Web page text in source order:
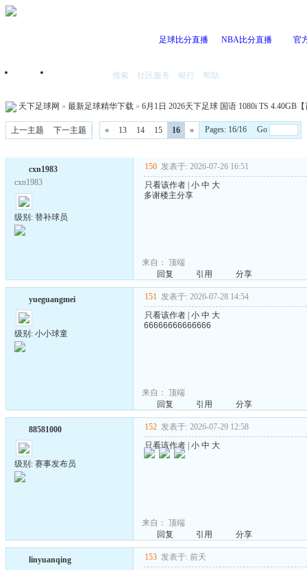
足球比分直播 NBA比分直播 官
首页 搜索 社区服务 银行 帮助
天下足球网 » 最新足球精华下载 » 6月1日 2026天下足球 国语 1080i TS 4.40GB
上一主题 下一主题 « 13 14 15 16 » Pages: 16/16 Go
cxn1983
cxn1983
级别: 替补球员
150 发表于: 2026-07-26 16:51
只看该作者 小 中 大
多谢楼主分享
来自： 顶端
回复
引用 分享
yueguangmei
级别: 小小球童
151 发表于: 2026-07-28 14:54
只看该作者 小 中 大
66666666666666
来自： 顶端
回复
引用 分享
88581000
级别: 赛事发布员
152 发表于: 2026-07-29 12:58
只看该作者 小 中 大
来自： 顶端
回复
引用 分享
linyuanqing 153 发表于: 前天